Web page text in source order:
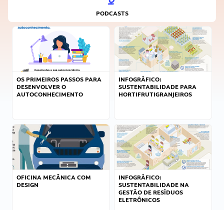
PODCASTS
OS PRIMEIROS PASSOS PARA
DESENVOLVER O
AUTOCONHECIMENTO
INFOGRÁFICO:
SUSTENTABILIDADE PARA
HORTIFRUTIGRANJEIROS
OFICINA MECÂNICA COM
DESIGN
INFOGRÁFICO:
SUSTENTABILIDADE NA
GESTÃO DE RESÍDUOS
ELETRÔNICOS